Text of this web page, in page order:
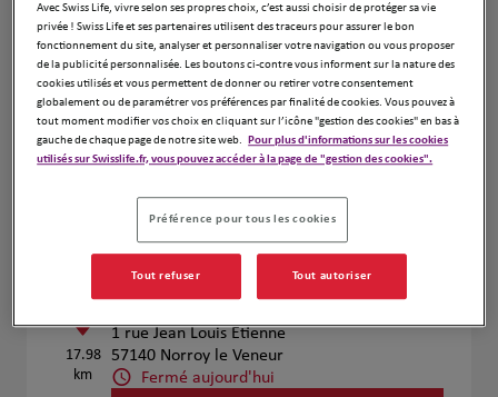
2
12.12
km
CARON Médine
73 Rue de metz
57300 Hagondange
Fermé aujourd'hui
Numéro
17.98
km
Mehdi Zarour
1 rue Jean Louis Etienne
57140 Norroy le Veneur
Fermé aujourd'hui
Avec Swiss Life, vivre selon ses propres choix, c’est aussi choisir de protéger sa vie
privée ! Swiss Life et ses partenaires utilisent des traceurs pour assurer le bon
fonctionnement du site, analyser et personnaliser votre navigation ou vous proposer
de la publicité personnalisée. Les boutons ci-contre vous informent sur la nature des
cookies utilisés et vous permettent de donner ou retirer votre consentement
globalement ou de paramétrer vos préférences par finalité de cookies. Vous pouvez à
tout moment modifier vos choix en cliquant sur l’icône "gestion des cookies" en bas à
gauche de chaque page de notre site web. Pour plus d'informations sur les cookies
utilisés sur Swisslife.fr, vous pouvez accéder à la page de "gestion des cookies".
Préférence pour tous les cookies
Tout refuser Tout autoriser